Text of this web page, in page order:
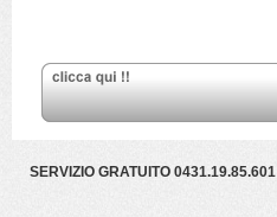
SERVIZIO GRATUITO 0431.19.85.601